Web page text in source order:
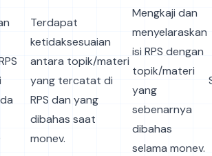
Terdapat
ketidaksesuaian
antara topik/materi
yang tercatat di
RPS dan yang
dibahas saat
monev.
Mengkaji dan
menyelaraskan
isi RPS dengan
topik/materi
yang
sebenarnya
dibahas
selama monev.